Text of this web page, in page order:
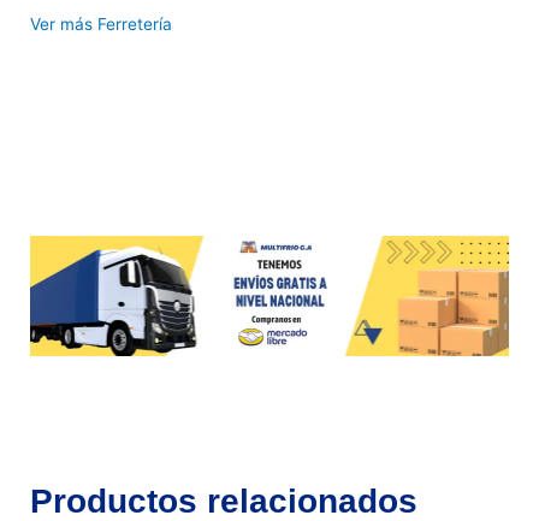
Ver más Ferretería
Productos relacionados